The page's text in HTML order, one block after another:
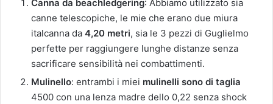
Canna da beachledgering: Abbiamo utilizzato sia
canne telescopiche, le mie che erano due miura
italcanna da 4,20 metri, sia le 3 pezzi di Guglielmo
perfette per raggiungere lunghe distanze senza
sacrificare sensibilità nei combattimenti.
Mulinello: entrambi i miei mulinelli sono di taglia
4500 con una lenza madre dello 0,22 senza shock